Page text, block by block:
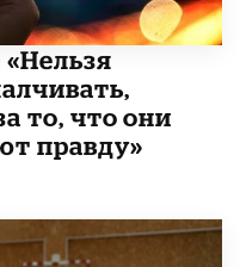
то, что они
правду»